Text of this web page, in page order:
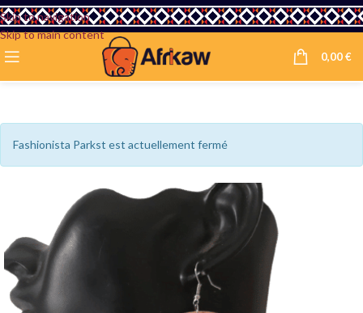
Skip to navigation
Skip to main content
0,00€
Fashionista Parkst est actuellement fermé